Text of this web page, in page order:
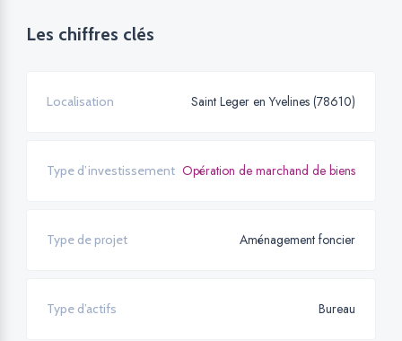
Les chiffres clés
Localisation Saint Leger en Yvelines (78610)
Type d’investissement Opération de marchand de biens
Type de projet Aménagement foncier
Type d’actifs Bureau